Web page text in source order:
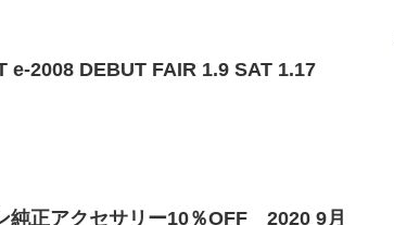
2008 DEBUT FAIR 1.9 SAT 1.17
正アクセサリー10％OFF 2020 9月